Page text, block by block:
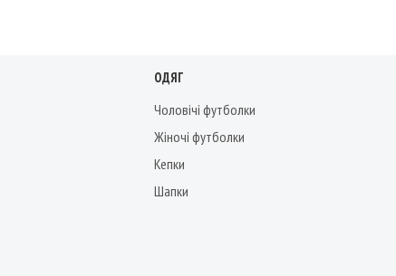
ОДЯГ
Чоловічі футболки
Жіночі футболки
Кепки
Шапки